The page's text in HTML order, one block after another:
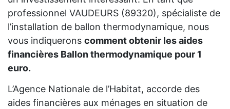
professionnel VAUDEURS (89320), spécialiste de
l’installation de ballon thermodynamique, nous
vous indiquerons comment obtenir les aides
financières Ballon thermodynamique pour 1
euro.
L’Agence Nationale de l’Habitat, accorde des
aides financières aux ménages en situation de